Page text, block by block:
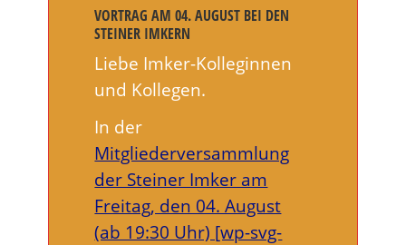
VORTRAG AM 04. AUGUST BEI DEN
STEINER IMKERN
Liebe Imker-Kolleginnen
und Kollegen.
In der
Mitgliederversammlung
der Steiner Imker am
Freitag, den 04. August
(ab 19:30 Uhr) [wp-svg-